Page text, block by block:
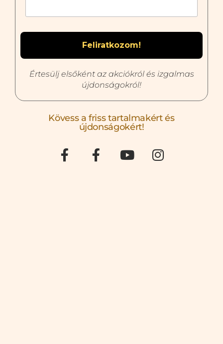
Értesülj elsőként az akciókról és izgalmas
újdonságokról!
Kövess a friss tartalmakért és
újdonságokért!